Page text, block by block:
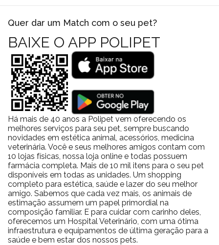
Quer dar um Match com o seu pet?
BAIXE O APP POLIPET
Há mais de 40 anos a Polipet vem oferecendo os
melhores serviços para seu pet, sempre buscando
novidades em estética animal, acessórios, medicina
veterinária. Você e seus melhores amigos contam com
10 lojas físicas, nossa loja online e todas possuem
farmácia completa. Mais de 10 mil itens para o seu pet
disponíveis em todas as unidades. Um shopping
completo para estética, saúde e lazer do seu melhor
amigo. Sabemos que cada vez mais, os animais de
estimação assumem um papel primordial na
composição familiar. E para cuidar com carinho deles,
oferecemos um Hospital Veterinário, com uma ótima
infraestrutura e equipamentos de última geração para a
saúde e bem estar dos nossos pets.